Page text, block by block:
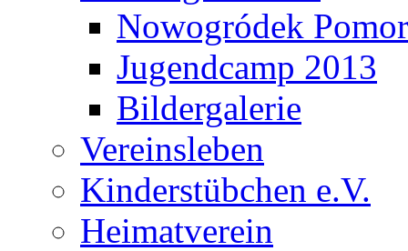
Nowogródek
Jugendcamp 2013
Bildergalerie
Vereinsleben
Kinderstübchen e.V.
Heimatverein